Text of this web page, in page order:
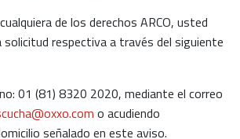
de los derechos ARCO, usted
solicitud respectiva a través del siguiente
01 (81) 8320 2020, mediante el correo
o acudiendo
señalado en este aviso.